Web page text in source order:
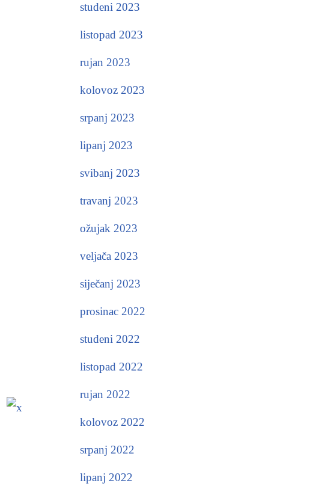
studeni 2023
listopad 2023
rujan 2023
kolovoz 2023
srpanj 2023
lipanj 2023
svibanj 2023
travanj 2023
ožujak 2023
veljača 2023
siječanj 2023
prosinac 2022
studeni 2022
listopad 2022
rujan 2022
kolovoz 2022
srpanj 2022
lipanj 2022